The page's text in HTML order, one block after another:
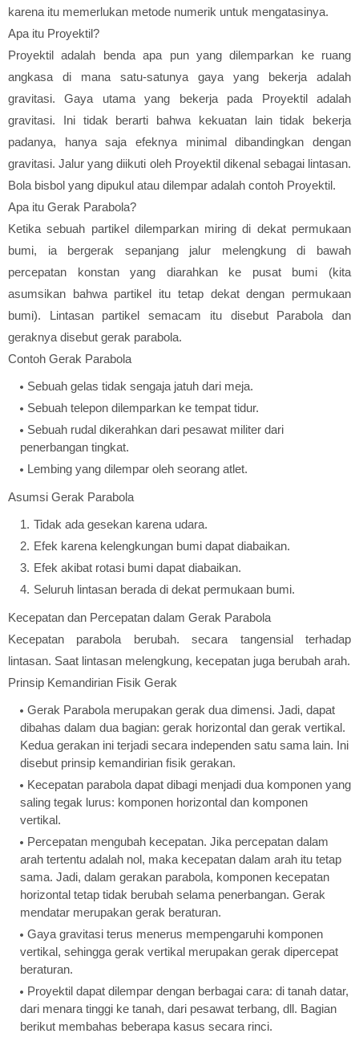
karena itu memerlukan metode numerik untuk mengatasinya.
Apa itu Proyektil?
Proyektil adalah benda apa pun yang dilemparkan ke ruang
angkasa di mana satu-satunya gaya yang bekerja adalah
gravitasi. Gaya utama yang bekerja pada Proyektil adalah
gravitasi. Ini tidak berarti bahwa kekuatan lain tidak bekerja
padanya, hanya saja efeknya minimal dibandingkan dengan
gravitasi. Jalur yang diikuti oleh Proyektil dikenal sebagai lintasan.
Bola bisbol yang dipukul atau dilempar adalah contoh Proyektil.
Apa itu Gerak Parabola?
Ketika sebuah partikel dilemparkan miring di dekat permukaan
bumi, ia bergerak sepanjang jalur melengkung di bawah
percepatan konstan yang diarahkan ke pusat bumi (kita
asumsikan bahwa partikel itu tetap dekat dengan permukaan
bumi). Lintasan partikel semacam itu disebut Parabola dan
geraknya disebut gerak parabola.
Contoh Gerak Parabola
Sebuah gelas tidak sengaja jatuh dari meja.
Sebuah telepon dilemparkan ke tempat tidur.
Sebuah rudal dikerahkan dari pesawat militer dari
penerbangan tingkat.
Lembing yang dilempar oleh seorang atlet.
Asumsi Gerak Parabola
Tidak ada gesekan karena udara.
Efek karena kelengkungan bumi dapat diabaikan.
Efek akibat rotasi bumi dapat diabaikan.
Seluruh lintasan berada di dekat permukaan bumi.
Kecepatan dan Percepatan dalam Gerak Parabola
Kecepatan parabola berubah. secara tangensial terhadap
lintasan. Saat lintasan melengkung, kecepatan juga berubah arah.
Prinsip Kemandirian Fisik Gerak
Gerak Parabola merupakan gerak dua dimensi. Jadi, dapat
dibahas dalam dua bagian: gerak horizontal dan gerak vertikal.
Kedua gerakan ini terjadi secara independen satu sama lain. Ini
disebut prinsip kemandirian fisik gerakan.
Kecepatan parabola dapat dibagi menjadi dua komponen yang
saling tegak lurus: komponen horizontal dan komponen
vertikal.
Percepatan mengubah kecepatan. Jika percepatan dalam
arah tertentu adalah nol, maka kecepatan dalam arah itu tetap
sama. Jadi, dalam gerakan parabola, komponen kecepatan
horizontal tetap tidak berubah selama penerbangan. Gerak
mendatar merupakan gerak beraturan.
Gaya gravitasi terus menerus mempengaruhi komponen
vertikal, sehingga gerak vertikal merupakan gerak dipercepat
beraturan.
Proyektil dapat dilempar dengan berbagai cara: di tanah datar,
dari menara tinggi ke tanah, dari pesawat terbang, dll. Bagian
berikut membahas beberapa kasus secara rinci.